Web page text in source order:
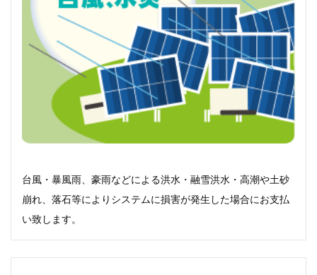
台風・暴風雨、豪雨などによる洪水・融雪洪水・高潮や土砂
崩れ、落石等によりシステムに損害が発生した場合にお支払
い致します。